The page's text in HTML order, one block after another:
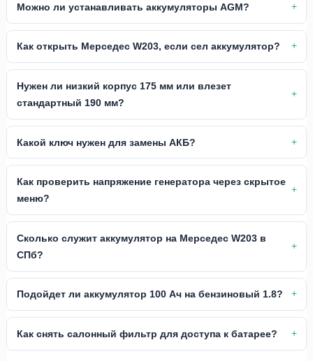
Можно ли устанавливать аккумуляторы AGM?
Как открыть Мерседес W203, если сел аккумулятор?
Нужен ли низкий корпус 175 мм или влезет
стандартный 190 мм?
Какой ключ нужен для замены АКБ?
Как проверить напряжение генератора через скрытое
меню?
Сколько служит аккумулятор на Мерседес W203 в
СПб?
Подойдет ли аккумулятор 100 Ач на бензиновый 1.8?
Как снять салонный фильтр для доступа к батарее?